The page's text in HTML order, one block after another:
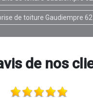
de toiture Gaudiempre
de nos